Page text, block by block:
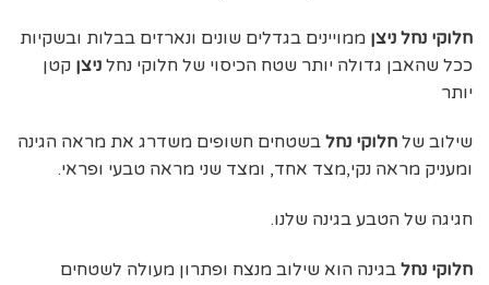
חלוקי נחל ניצן ממויינים בגדלים שונים ונארזים בבלות ובשקיות
ככל שהאבן גדולה יותר שטח הכיסוי של חלוקי נחל ניצן קטן
יותר
שילוב של חלוקי נחל בשטחים חשופים משדרג את מראה הגינה
ומעניק מראה נקי,מצד אחד, ומצד שני מראה טבעי ופראי.
חגיגה של הטבע בגינה שלנו.
חלוקי נחל בגינה הוא שילוב מנצח ופתרון מעולה לשטחים